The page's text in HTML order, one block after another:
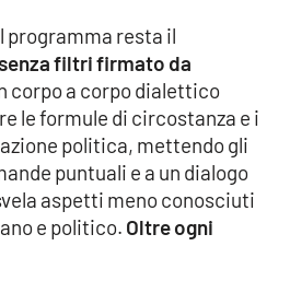
resta il
filtri firmato da
corpo a corpo dialettico
le formule di circostanza e i
politica, mettendo gli
puntuali e a un dialogo
aspetti meno conosciuti
e politico. Oltre ogni